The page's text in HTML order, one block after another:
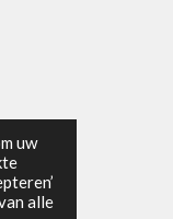
uw
alle